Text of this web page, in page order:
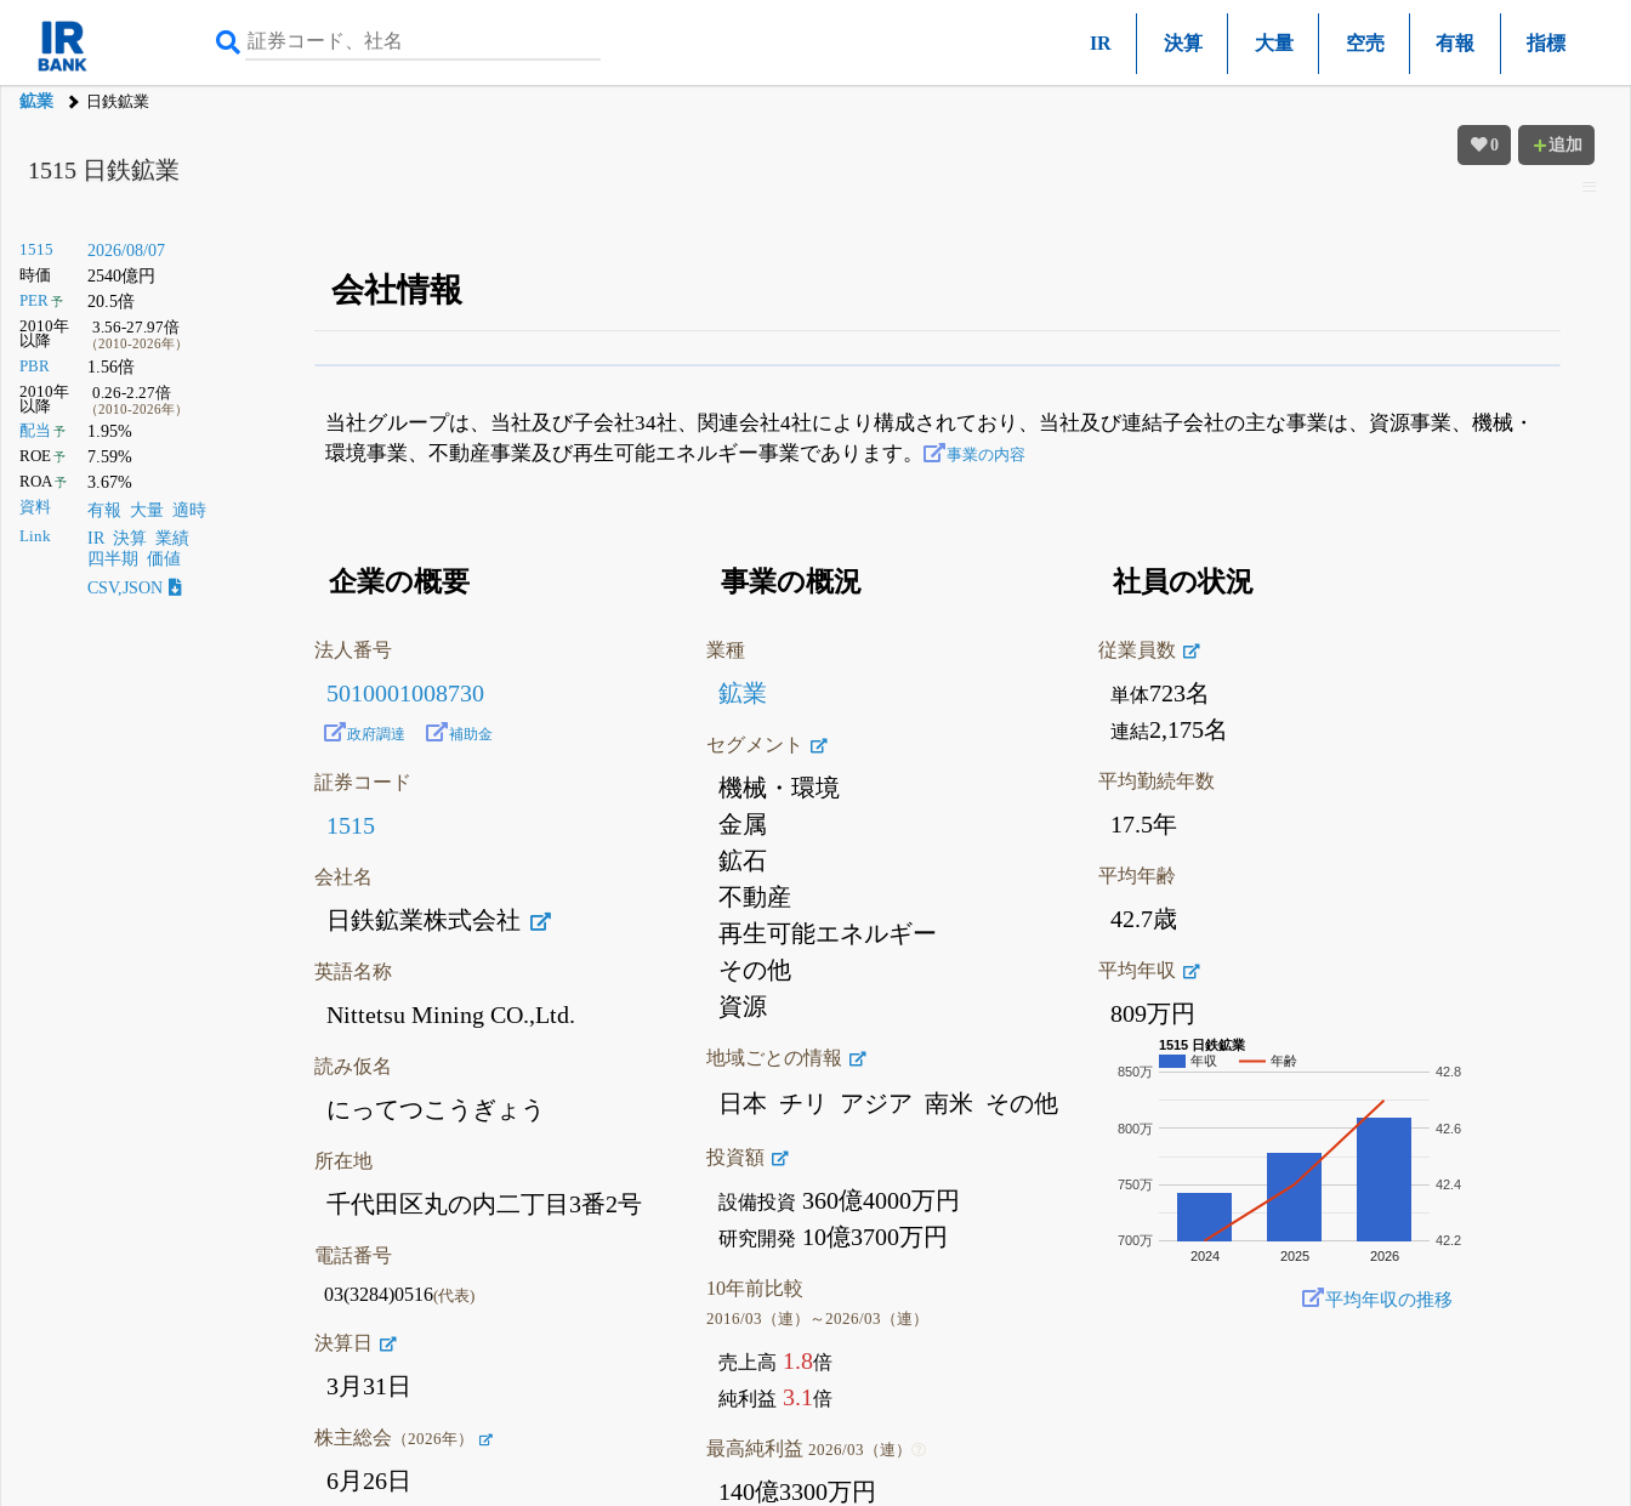
IR 決算 大量 空売 有報 指標
鉱業 日鉄鉱業
0 追加
1515 日鉄鉱業
1515 2026/08/07
時価 2540億円
PER予 20.5倍
2010年
以降
3.56-27.97倍
（2010-2026年）
PBR 1.56倍
2010年
以降
0.26-2.27倍
（2010-2026年）
配当 予 1.95%
ROE予 7.59%
ROA予 3.67%
資料 有報 大量 適時
Link IR 決算 業績
四半期
価値
CSV,JSON
会社情報
無料でβ版をはじめる
登録すると永久30%OFFと米株版の先行利用も付きます
当社グループは、当社及び子会社34社、関連会社4社により構成されており、当社及び連結子会社の主な事業は、資源事業、機械・
環境事業、不動産事業及び再生可能エネルギー事業であります。
事業の内容
企業の概要
法人番号
5010001008730
政府調達 補助金
証券コード
1515
会社名
日鉄鉱業株式会社
英語名称
Nittetsu Mining CO.,Ltd.
読み仮名
にってつこうぎょう
所在地
千代田区丸の内二丁目3番2号
電話番号
03(3284)0516(代表)
決算日
3月31日
株主総会 （2026年）
6月26日
事業の概況
業種
鉱業
セグメント
機械・環境
金属
鉱石
不動産
再生可能エネルギー
その他
資源
地域ごとの情報
日本 チリ アジア 南米 その他
投資額
設備投資 360億4000万円
研究開発 10億3700万円
10年前比較
2016/03（連）～2026/03（連）
売上高 1.8倍
純利益 3.1倍
最高純利益2026/03（連）
140億3300万円
社員の状況
従業員数
単体723名
連結2,175名
平均勤続年数
17.5年
平均年齢
42.7歳
平均年収
809万円
1515 日鉄鉱業
年収
年齢
2024 2025 2026
700万
750万
800万
850万
42.2
42.4
42.6
42.8
平均年収の推移